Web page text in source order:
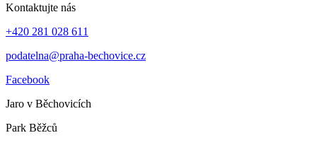
Kontaktujte nás
+420 281 028 611
podatelna@praha-bechovice.cz
Facebook
Jaro v Běchovicích
Park Běžců